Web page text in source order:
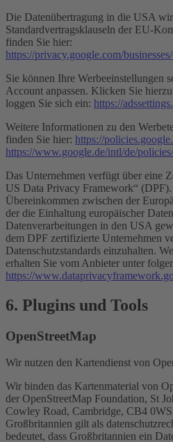
Die Datenübertragung in die USA
Standardvertragsklauseln der EU-
finden Sie hier:
https://privacy.google.com/
Sie können Ihre Werbeeinstellungen
Account anpassen. Klicken Sie
loggen Sie sich ein: https://
Weitere Informationen zu den
finden Sie hier: https://
https://www.google.de/intl/de/
Das Unternehmen verfügt über eine
US Data Privacy Framework“
Übereinkommen zwischen der
der die Einhaltung europäischer
Datenverarbeitungen in den USA
dem DPF zertifizierte Unternehmen
Datenschutzstandards einzuhalten.
erhalten Sie vom Anbieter unter
https://
6. Plugins und Tools
OpenStreetMap
Wir nutzen den Kartendienst von
Wir binden das Kartenmaterial von
der OpenStreetMap Foundation, St
Cowley Road, Cambridge, CB4
Großbritannien gilt als
bedeutet, dass Großbritannien ein